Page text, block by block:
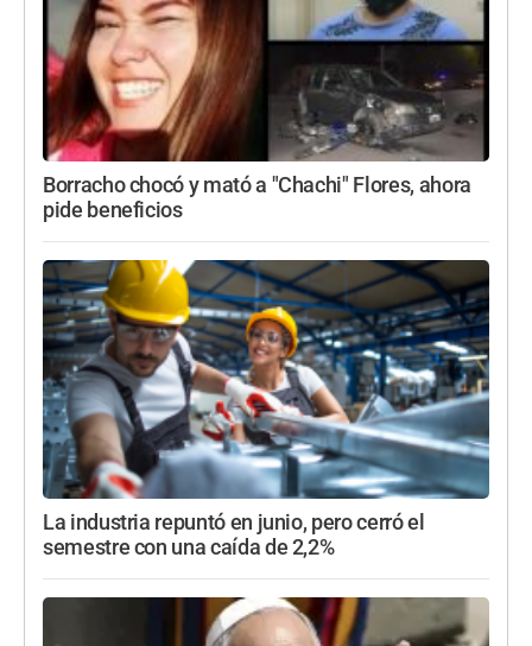
Borracho chocó y mató a "Chachi" Flores, ahora
pide beneficios
La industria repuntó en junio, pero cerró el
semestre con una caída de 2,2%